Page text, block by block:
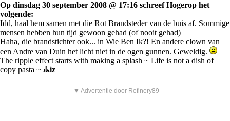
Op dinsdag 30 september 2008 @ 17:16 schreef Hogerop het
volgende:
Idd, haal hem samen met die Rot Brandsteder van de buis af. Sommige
mensen hebben hun tijd gewoon gehad (of nooit gehad)
Haha, die brandstichter ook... in Wie Ben Ik?! En andere clown van
een Andre van Duin het licht niet in de ogen gunnen. Geweldig.
The ripple effect starts with making a splash ~ Life is not a dish of
copy pasta ~ ⳽ᖾiz
▼ Advertentie door Refinery89